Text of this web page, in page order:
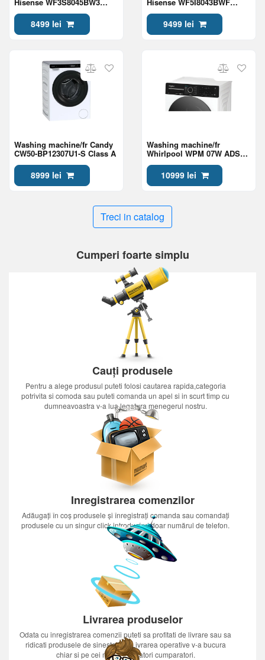
8499 lei 9499 lei
Washing machine/fr Candy
CW50-BP12307U1-S Class A
8999 lei
Washing machine/fr
Whirlpool WPM 07W ADS
10999 lei
Treci in catalog
Cumperi foarte simplu
Cauți produsele
Pentru a alege produsul puteti folosi cautarea rapida,categoria
potrivita si comoda sau puteti comanda un apel si in scurt timp cu
dumneavoastra v-a lua legatura menegerul nostru.
Inregistrarea comenzilor
Adăugați în coș produsele și înregistrați comanda sau comandați
produsele cu un singur click introducînd doar numărul de telefon.
Livrarea produselor
Odata cu inregistrarea comenzii puteti sa profitati de livrare sau sa
ridicati produsele de sinestatator.Livrarea operative v-a bucura
chiar si pe cei mai nerabdatori cumparatori.